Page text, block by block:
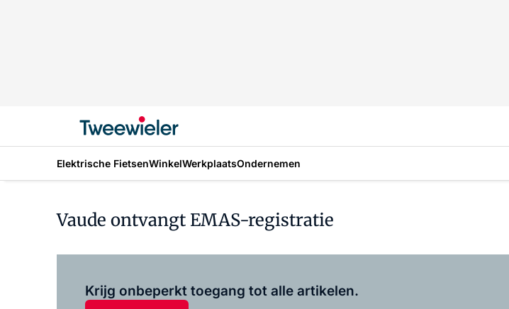
Elektrische FietsenWinkelWerkplaatsOndernemen
Vaude ontvangt EMAS-registratie
Krijg onbeperkt toegang tot alle artikelen.